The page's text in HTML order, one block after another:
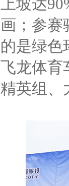
上坡达
画；参赛
的是绿色
飞龙体育
精英组、